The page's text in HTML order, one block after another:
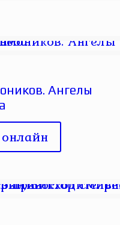
Ангелы